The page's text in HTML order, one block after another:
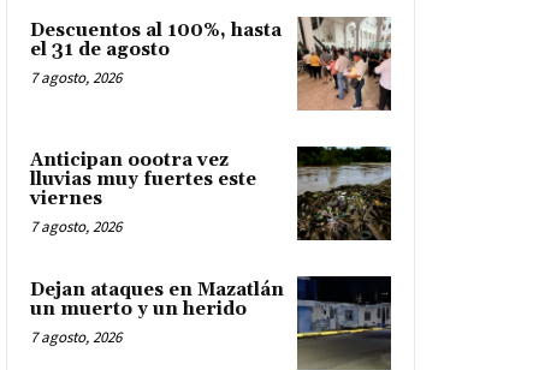
Descuentos al 100%, hasta
el 31 de agosto
7 agosto, 2026
Anticipan oootra vez
lluvias muy fuertes este
viernes
7 agosto, 2026
Dejan ataques en Mazatlán
un muerto y un herido
7 agosto, 2026